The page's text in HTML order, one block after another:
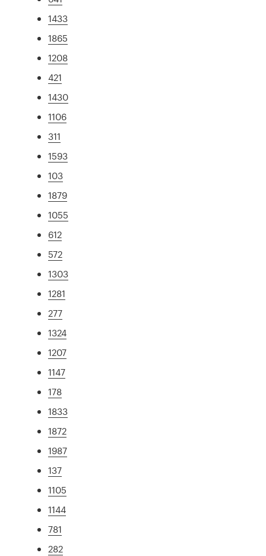
1433
1865
1208
421
1430
1106
311
1593
103
1879
1055
612
572
1303
1281
277
1324
1207
1147
178
1833
1872
1987
137
1105
1144
781
282